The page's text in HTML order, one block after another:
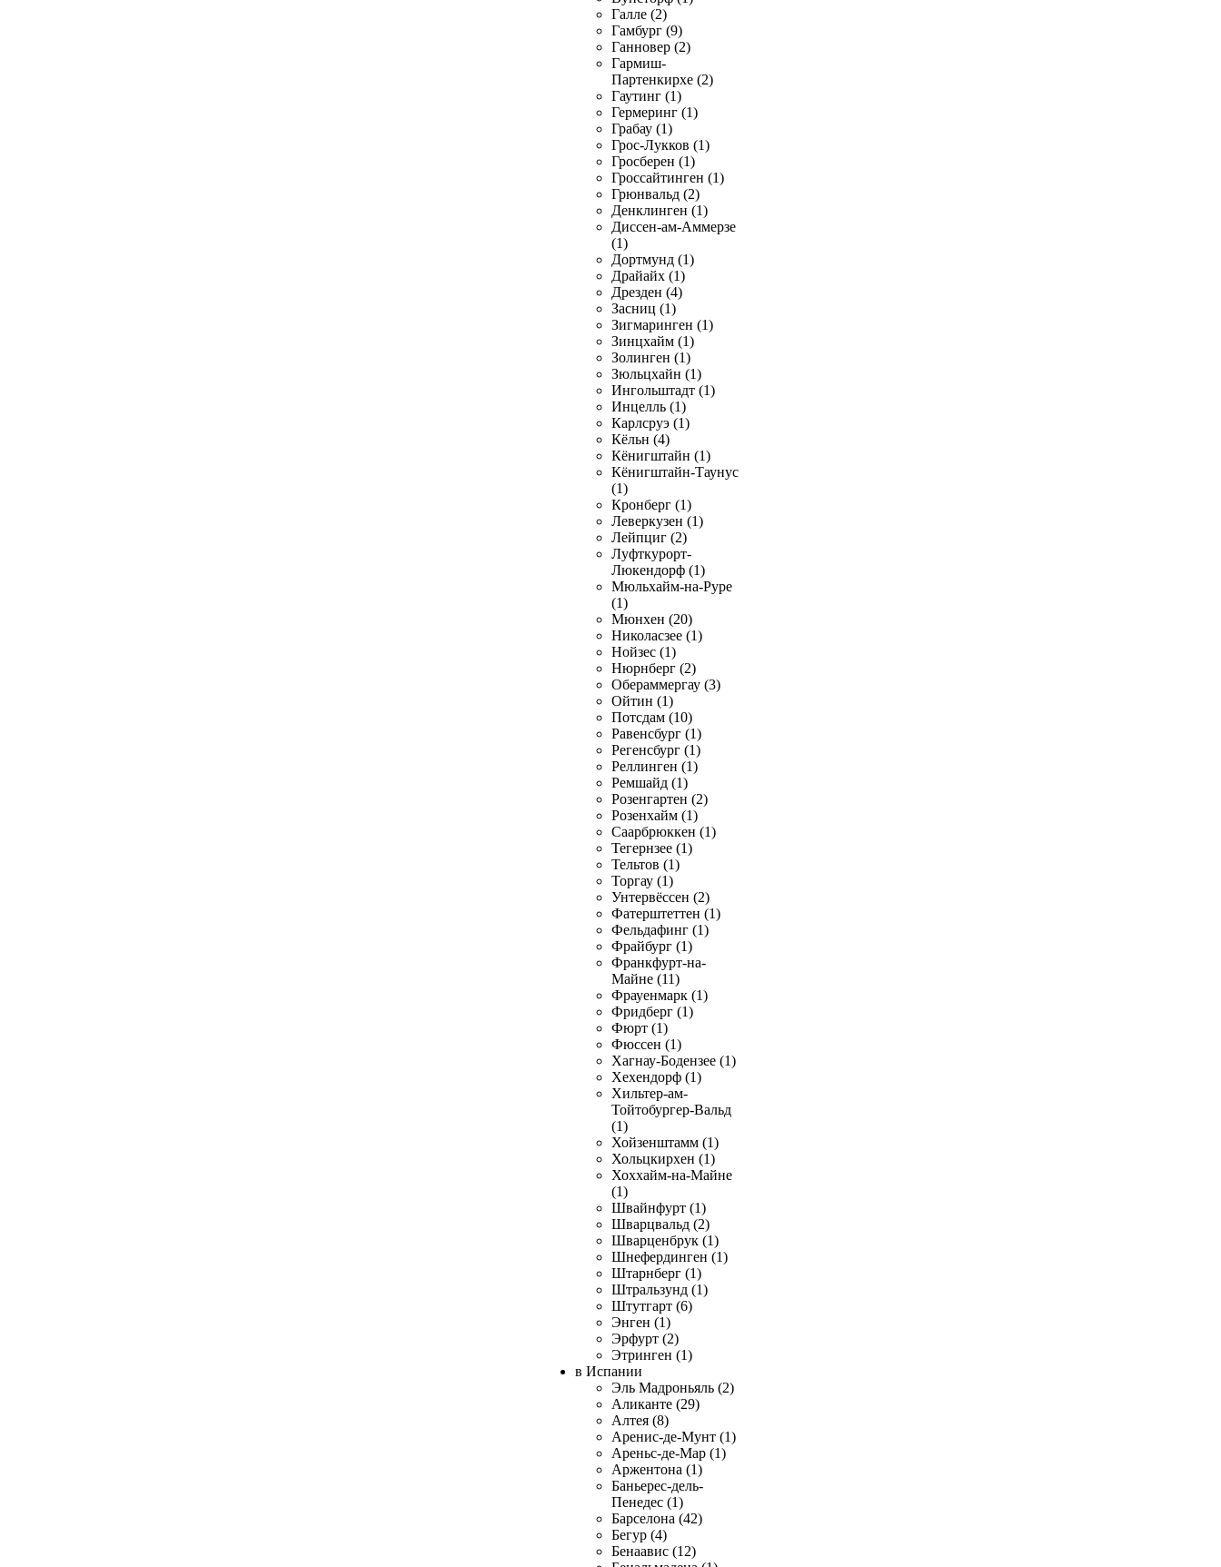
Галле (2)
Гамбург (9)
Ганновер (2)
Гармиш-
Партенкирхе (2)
Гаутинг (1)
Гермеринг (1)
Грабау (1)
Грос-Лукков (1)
Гросберен (1)
Гроссайтинген (1)
Грюнвальд (2)
Денклинген (1)
Диссен-ам-Аммерзе
(1)
Дортмунд (1)
Драйайх (1)
Дрезден (4)
Засниц (1)
Зигмаринген (1)
Зинцхайм (1)
Золинген (1)
Зюльцхайн (1)
Ингольштадт (1)
Инцелль (1)
Карлсруэ (1)
Кёльн (4)
Кёнигштайн (1)
Кёнигштайн-Таунус
(1)
Кронберг (1)
Леверкузен (1)
Лейпциг (2)
Луфткурорт-
Люкендорф (1)
Мюльхайм-на-Руре
(1)
Мюнхен (20)
Николасзее (1)
Нойзес (1)
Нюрнберг (2)
Обераммергау (3)
Ойтин (1)
Потсдам (10)
Равенсбург (1)
Регенсбург (1)
Реллинген (1)
Ремшайд (1)
Розенгартен (2)
Розенхайм (1)
Саарбрюккен (1)
Тегернзее (1)
Тельтов (1)
Торгау (1)
Унтервёссен (2)
Фатерштеттен (1)
Фельдафинг (1)
Фрайбург (1)
Франкфурт-на-
Майне (11)
Фрауенмарк (1)
Фридберг (1)
Фюрт (1)
Фюссен (1)
Хагнау-Бодензее (1)
Хехендорф (1)
Хильтер-ам-
Тойтобургер-Вальд
(1)
Хойзенштамм (1)
Хольцкирхен (1)
Хоххайм-на-Майне
(1)
Швайнфурт (1)
Шварцвальд (2)
Шварценбрук (1)
Шнефердинген (1)
Штарнберг (1)
Штральзунд (1)
Штутгарт (6)
Энген (1)
Эрфурт (2)
Этринген (1)
в Испании
Эль Мадроньяль (2)
Аликанте (29)
Алтея (8)
Аренис-де-Мунт (1)
Ареньс-де-Мар (1)
Аржентона (1)
Баньерес-дель-
Пенедес (1)
Барселона (42)
Бегур (4)
Бенаавис (12)